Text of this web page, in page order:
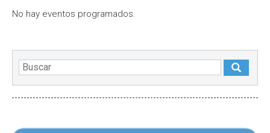
No hay eventos programados.